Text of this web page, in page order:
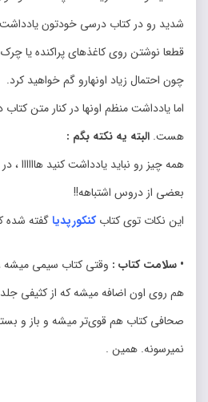
شدید رو در کتاب درسی خودتون
قطعا نوشتن روی کاغذهای پراکنده یا
چون احتمال زیاد اونهارو گم خواهید کرد.
اما یادداشت منظم اونها در کنار متن
هست. البته یه نکته بگم :
همه چیز رو نباید یادداشت کنید
بعضی از دروس اشتباهه!!
این نکات توی کتابکنکورپدیا گفته شده
• سلامت کتاب : وقتی کتاب سیمی میشه
هم روی اون اضافه میشه که از کثیفی
صحافی کتاب هم قوی‌تر میشه و باز و
نمیرسونه. همین .